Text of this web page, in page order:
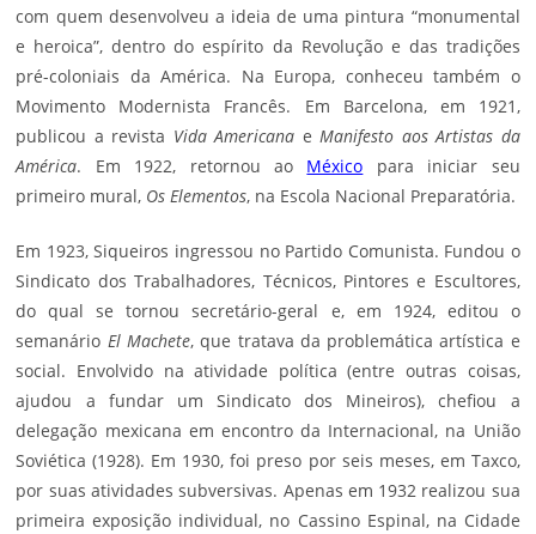
com quem desenvolveu a ideia de uma pintura “monumental
e heroica”, dentro do espírito da Revolução e das tradições
pré-coloniais da América. Na Europa, conheceu também o
Movimento Modernista Francês. Em Barcelona, em 1921,
publicou a revista Vida Americana eManifesto aos Artistas da
América. Em 1922, retornou ao México para iniciar seu
primeiro mural, Os Elementos, na Escola Nacional Preparatória.
Em 1923, Siqueiros ingressou no Partido Comunista. Fundou o
Sindicato dos Trabalhadores, Técnicos, Pintores e Escultores,
do qual se tornou secretário-geral e, em 1924, editou o
semanário El Machete, que tratava da problemática artística e
social. Envolvido na atividade política (entre outras coisas,
ajudou a fundar um Sindicato dos Mineiros), chefiou a
delegação mexicana em encontro da Internacional, na União
Soviética (1928). Em 1930, foi preso por seis meses, em Taxco,
por suas atividades subversivas. Apenas em 1932 realizou sua
primeira exposição individual, no Cassino Espinal, na Cidade